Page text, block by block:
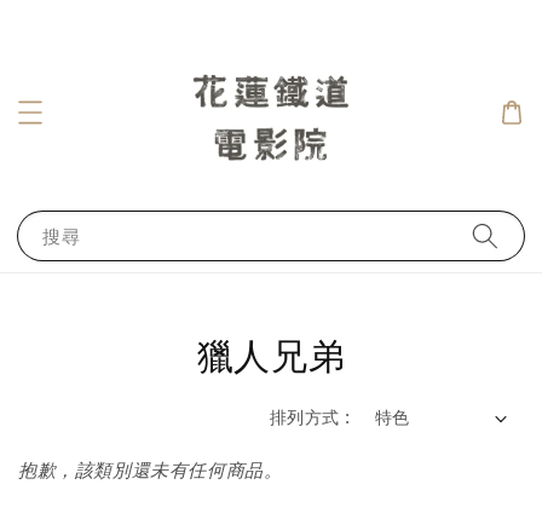
搜尋
獵人兄弟
排列方式 :
抱歉，該類別還未有任何商品。